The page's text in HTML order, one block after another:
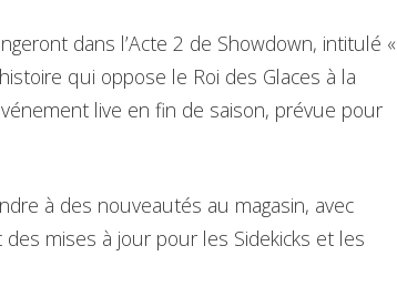
dans l’Acte 2 de Showdown, intitulé «
qui oppose le Roi des Glaces à la
live en fin de saison, prévue pour
à des nouveautés au magasin, avec
mises à jour pour les Sidekicks et les